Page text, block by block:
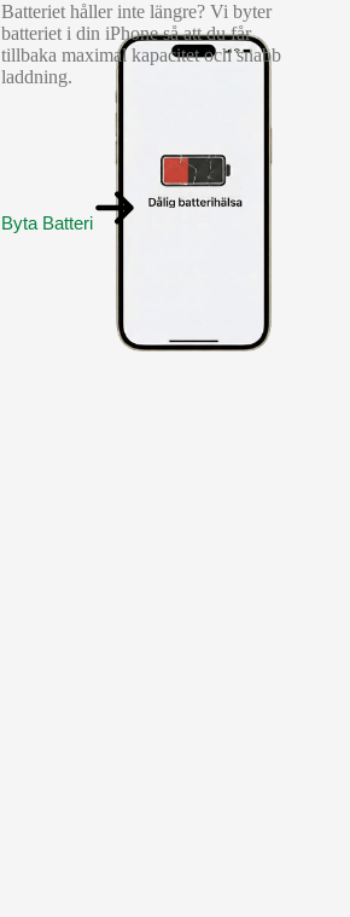
Batteriet håller inte längre? Vi byter
batteriet i din iPhone så att du får
tillbaka maximal kapacitet och snabb
laddning.
Byta Batteri